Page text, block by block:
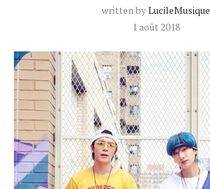
written byLucileMusique
1 août 2018